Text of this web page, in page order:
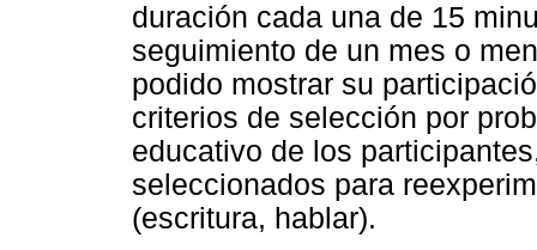
duración cada una de 15
seguimiento de un mes o
podido mostrar su
criterios de selección por
educativo de los
seleccionados para
(escritura, hablar).